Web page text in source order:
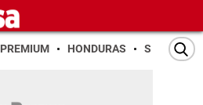
PREMIUM HONDURAS SAN PEDRO